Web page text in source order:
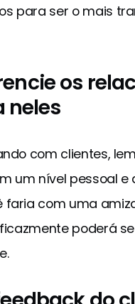
para ser o mais
os
neles
com clientes,
um nível pessoal e
com uma
poderá